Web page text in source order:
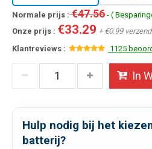
Normale prijs :€47.56 - (
Onze prijs : €33.29 + €0.99
Klantreviews :
1125
In
Hulp nodig bij het
batterij?